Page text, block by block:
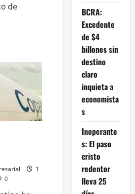
de
1
0
BCRA:
Excedente
de $4
billones sin
destino
claro
inquieta a
economista
s
Inoperante
s: El paso
cristo
redentor
lleva 25